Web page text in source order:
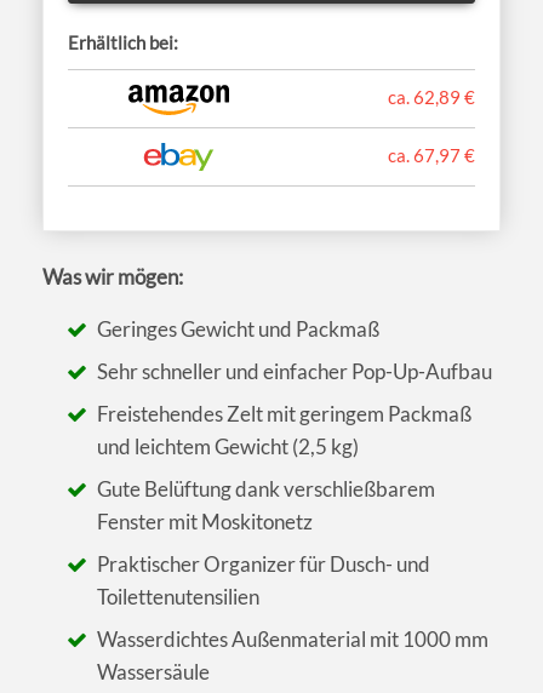
Erhältlich bei:
ca. 62,89 €
ca. 67,97 €
Was wir mögen:
Geringes Gewicht und Packmaß
Sehr schneller und einfacher Pop-Up-Aufbau
Freistehendes Zelt mit geringem Packmaß
und leichtem Gewicht (2,5 kg)
Gute Belüftung dank verschließbarem
Fenster mit Moskitonetz
Praktischer Organizer für Dusch- und
Toilettenutensilien
Wasserdichtes Außenmaterial mit 1000 mm
Wassersäule